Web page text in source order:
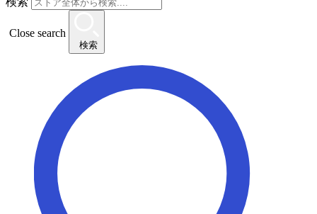
Close search
検索